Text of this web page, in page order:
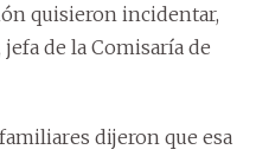
quisieron incidentar,
de la Comisaría de
dijeron que esa